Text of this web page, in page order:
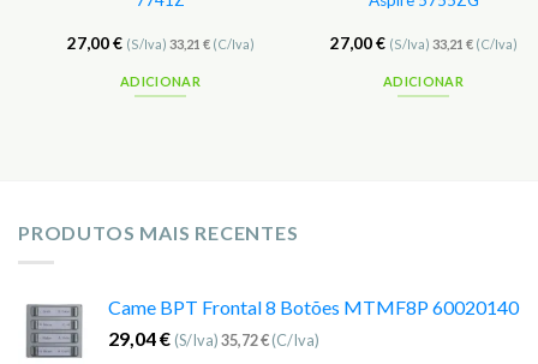
27,00€ (S/Iva) 33,21 €(C/Iva)
ADICIONAR
27,00€ (S/Iva) 33,21 €(C/Iva)
ADICIONAR
PRODUTOS MAIS RECENTES
Came BPT Frontal 8 Botões MTMF8P 60020140
29,04€ (S/Iva)35,72€(C/Iva)